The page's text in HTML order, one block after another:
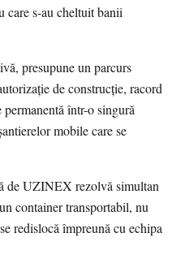
s-au cheltuit banii
presupune un parcurs
de construcție, racord
într-o singură
mobile care se
de UZINEX rezolvă simultan
container transportabil, nu
redislocă împreună cu echipa